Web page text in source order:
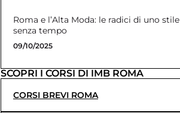
Roma e l’Alta Moda: le radici di uno stile
senza tempo
09/10/2025
SCOPRI I CORSI DI IMB ROMA
CORSI BREVI ROMA